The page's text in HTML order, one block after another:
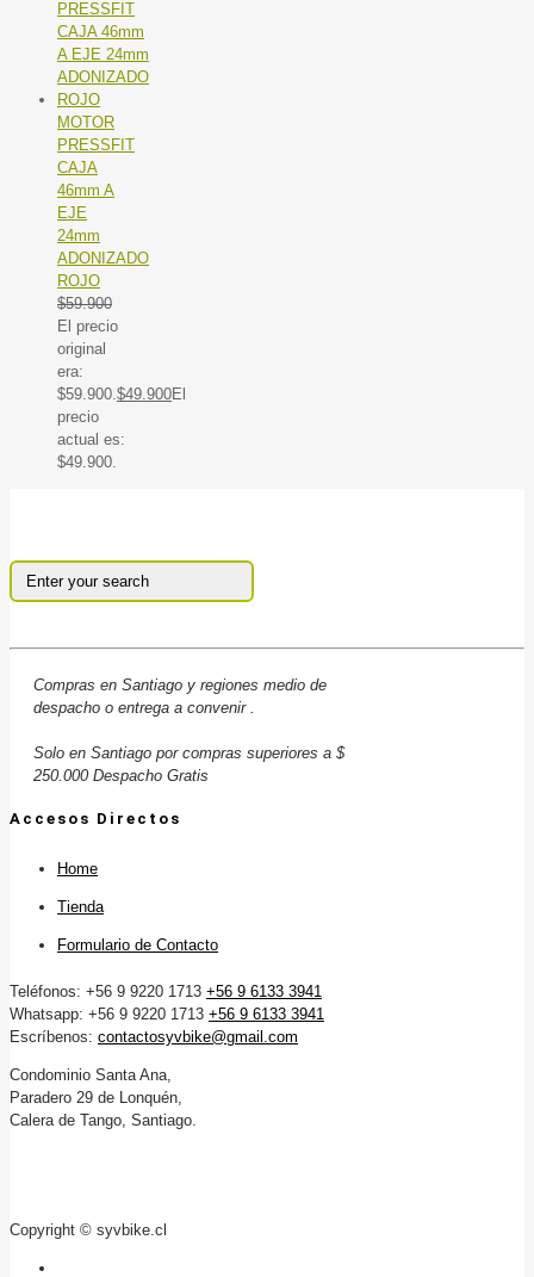
MOTOR
PRESSFIT
CAJA
46mm A
EJE
24mm
ADONIZADO
ROJO
$59.900
El precio
original
era:
$59.900. $49.900El
precio
actual es:
$49.900.
Compras en Santiago y regiones medio de
despacho o entrega a convenir .
Solo en Santiago por compras superiores a $
250.000 Despacho Gratis
Accesos Directos
Home
Tienda
Formulario de Contacto
Teléfonos: +56 9 9220 1713 +56 9 6133 3941
Whatsapp: +56 9 9220 1713 +56 9 6133 3941
Escríbenos: contactosyvbike@gmail.com
Condominio Santa Ana,
Paradero 29 de Lonquén,
Calera de Tango, Santiago.
Copyright © syvbike.cl